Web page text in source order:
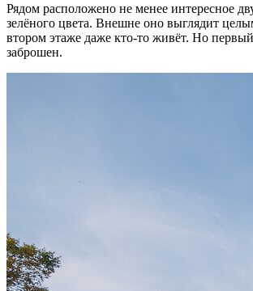
Рядом расположено не менее интересное
зелёного цвета. Внешне оно выглядит
втором этаже даже кто-то живёт. Но
заброшен.